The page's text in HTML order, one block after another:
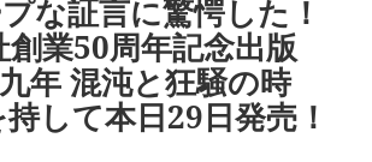
な証言に驚愕した！
業50周年記念出版
九年 混沌と狂騒の時
して本日29日発売！